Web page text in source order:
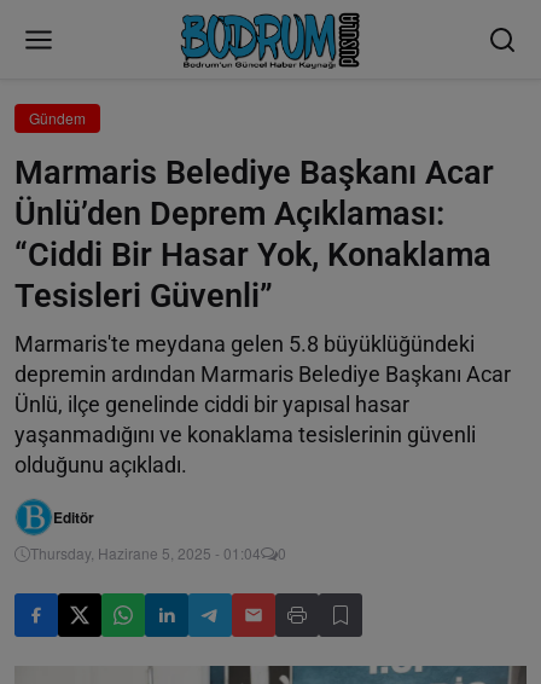
Gündem
Marmaris Belediye Başkanı Acar
Ünlü’den Deprem Açıklaması:
“Ciddi Bir Hasar Yok, Konaklama
Tesisleri Güvenli”
Marmaris'te meydana gelen 5.8 büyüklüğündeki
depremin ardından Marmaris Belediye Başkanı Acar
Ünlü, ilçe genelinde ciddi bir yapısal hasar
yaşanmadığını ve konaklama tesislerinin güvenli
olduğunu açıkladı.
Editör
Thursday, Hazirane 5, 2025 - 01:04 0